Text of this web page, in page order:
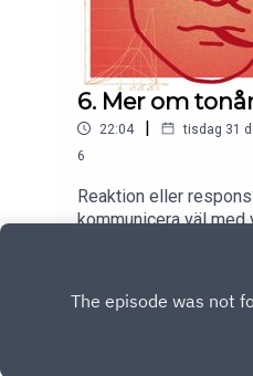
6. Mer om
22:04 | tisdag 31
6
Reaktion eller
kommunicera väl med